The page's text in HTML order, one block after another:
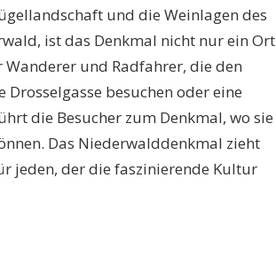
und die Weinlagen des
ist das Denkmal nicht nur ein Ort
und Radfahrer, die den
besuchen oder eine
die Besucher zum Denkmal, wo sie
Das Niederwalddenkmal zieht
jeden, der die faszinierende Kultur